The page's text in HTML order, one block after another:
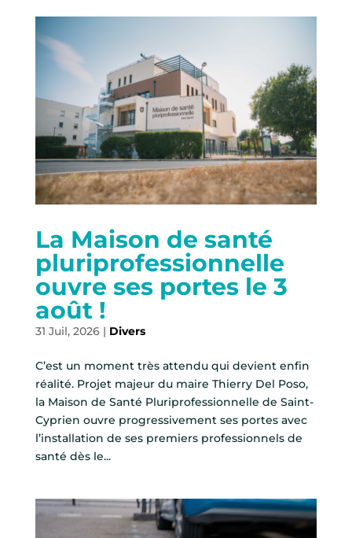
La Maison de santé
pluriprofessionnelle
ouvre ses portes le 3
août !
31 Juil, 2026| Divers
C’est un moment très attendu qui devient enfin
réalité. Projet majeur du maire Thierry Del Poso,
la Maison de Santé Pluriprofessionnelle de Saint-
Cyprien ouvre progressivement ses portes avec
l’installation de ses premiers professionnels de
santé dès le...